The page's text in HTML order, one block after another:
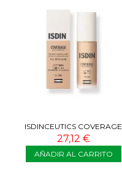
ISDINCEUTICS COVERAGE
SPF50+ 3.0 SAND 30G
27,12 €
AÑADIR AL CARRITO